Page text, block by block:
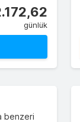
günlük
benzeri